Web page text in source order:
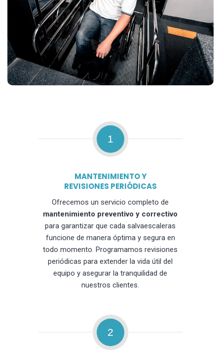
1
MANTENIMIENTO Y
REVISIONES PERIÓDICAS
Ofrecemos un servicio completo de
mantenimiento preventivo y correctivo
para garantizar que cada salvaescaleras
funcione de manera óptima y segura en
todo momento. Programamos revisiones
periódicas para extender la vida útil del
equipo y asegurar la tranquilidad de
nuestros clientes.
2